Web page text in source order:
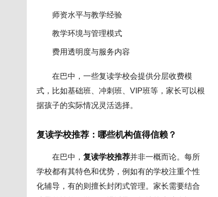
师资水平与教学经验
教学环境与管理模式
费用透明度与服务内容
在巴中，一些复读学校会提供分层收费模
式，比如基础班、冲刺班、VIP班等，家长可以根
据孩子的实际情况灵活选择。
复读学校推荐：哪些机构值得信赖？
在巴中， 复读学校推荐并非一概而论。每所
学校都有其特色和优势，例如有的学校注重个性
化辅导，有的则擅长封闭式管理。家长需要结合